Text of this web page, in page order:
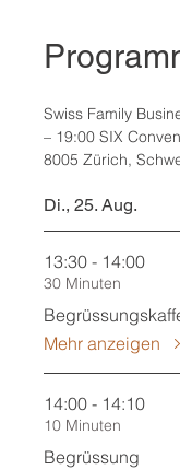
Swiss Family
– 19:00 SIX
8005 Zürich,
Di., 25. Aug.
13:30 - 14:00
30 Minuten
Mehr anzeigen
14:00 - 14:10
10 Minuten
Begrüssung